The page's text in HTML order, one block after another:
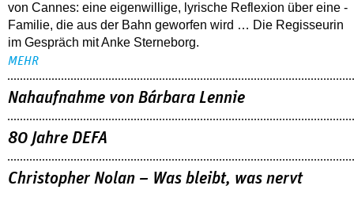
von Cannes: eine eigenwillige, lyrische Reflexion über eine ­
Familie, die aus der Bahn geworfen wird … Die Regisseurin
im Gespräch mit Anke Sterneborg.
MEHR
Nahaufnahme von Bárbara Lennie
80 Jahre DEFA
Christopher Nolan – Was bleibt, was nervt